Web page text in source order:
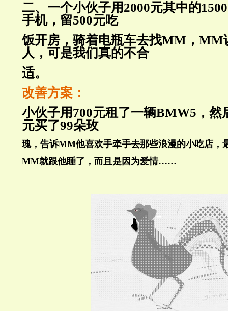
二、一个小伙子用2000元其中的1500
手机，留500元吃
饭开房，骑着电瓶车去找MM ， MM
人，可是我们真的不合
适。
改善方案：
小伙子用700元租了一辆BMW5 ，
元买了99朵玫
瑰，告诉MM他喜欢手牵手去那些浪漫的小吃店，
MM就跟他睡了，而且是因为爱情……